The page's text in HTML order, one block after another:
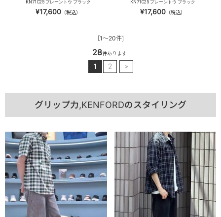
KN71C25 プレーントウ ブラック
¥17,600 （税込）
KN71C25 プレーントウ ブラック
¥17,600 （税込）
[1～20件]
28件あります
1 2 >
グリップ力,KENFORDのスタイリング